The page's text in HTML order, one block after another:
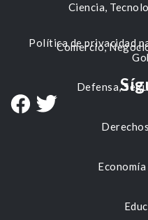
Ciencia,
Comercio,
Defensa,
Política de privacidad